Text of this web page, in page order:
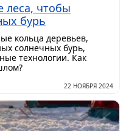
леса, чтобы
бурь
кольца деревьев,
солнечных бурь,
технологии. Как
22 НОЯБРЯ 2024